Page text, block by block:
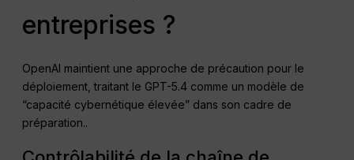
entreprises ?
OpenAI maintient une approche de précaution pour le
déploiement, traitant le GPT-5.4 comme un modèle de
“capacité cybernétique élevée” dans son cadre de
préparation..